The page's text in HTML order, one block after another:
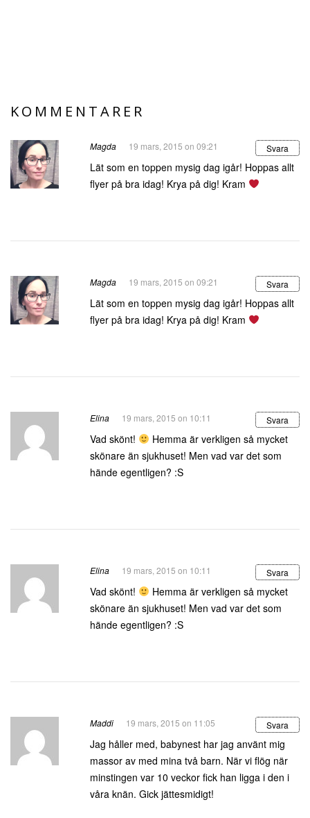
KOMMENTARER
Magda 19 mars, 2015 on 09:21 Svara
Lät som en toppen mysig dag igår! Hoppas allt
flyer på bra idag! Krya på dig! Kram
Magda 19 mars, 2015 on 09:21 Svara
Lät som en toppen mysig dag igår! Hoppas allt
flyer på bra idag! Krya på dig! Kram
Elina 19 mars, 2015 on 10:11 Svara
Vad skönt!
Hemma är verkligen så mycket
skönare än sjukhuset! Men vad var det som
hände egentligen? :S
Elina 19 mars, 2015 on 10:11 Svara
Vad skönt!
Hemma är verkligen så mycket
skönare än sjukhuset! Men vad var det som
hände egentligen? :S
Maddi 19 mars, 2015 on 11:05 Svara
Jag håller med, babynest har jag använt mig
massor av med mina två barn. När vi flög när
minstingen var 10 veckor fick han ligga i den i
våra knän. Gick jättesmidigt!